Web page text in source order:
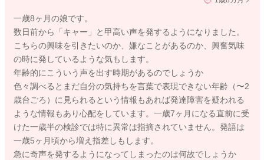
一歳8ヶ月の娘です。
数日前から「キャー」と甲高い声を発するようになりました。
こちらの興味を引きたいのか、嫌なことがあるのか、興奮気味
の時に発しているような気もします。
年齢的にこういう声を出す時期があるのでしょうか
色々調べるとまだ自分の気持ちを言葉で表現できない年齢（〜2
歳台ごろ）に見られるという情報もあれば発達障害を疑われる
ような情報もあり心配をしています。一歳7ヶ月になる直前に受
けた一歳半の検診では特に異常は指摘されていません。発語は
一歳5ヶ月頃から増え指差しもします。
急に奇声を発するようになってしまったのは何故でしょうか